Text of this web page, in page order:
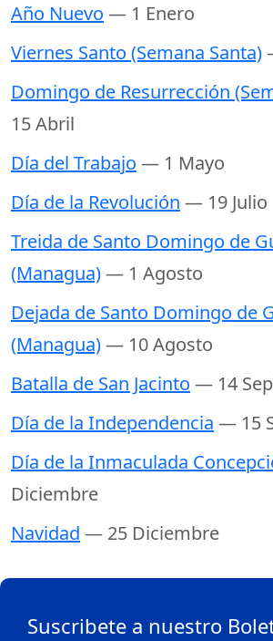
Año Nuevo — 1 Enero
Viernes Santo (Semana Santa)
Domingo de Resurrección
15 Abril
Día del Trabajo — 1 Mayo
Día de la Revolución — 19 Julio
Treida de Santo Domingo de
(Managua)— 1 Agosto
Dejada de Santo Domingo de
(Managua)— 10 Agosto
Batalla de San Jacinto — 14
Día de la Independencia — 15
Día de la Inmaculada
Diciembre
Navidad — 25 Diciembre
Suscribete a nuestro